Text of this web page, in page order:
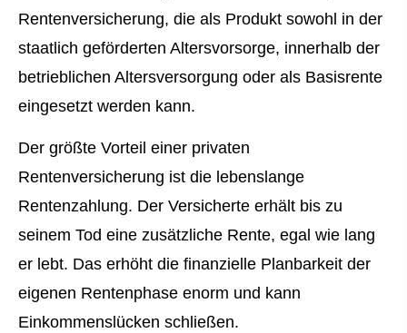
Rentenversicherung, die als Produkt sowohl in der
staatlich geförderten Alters­vorsorge, innerhalb der
betrieblichen Altersversorgung oder als Basisrente
eingesetzt werden kann.
Der größte Vorteil einer privaten
Rentenversicherung ist die lebenslange
Rentenzahlung. Der Versicherte erhält bis zu
seinem Tod eine zusätzliche Rente, egal wie lang
er lebt. Das erhöht die finanzielle Planbarkeit der
eigenen Rentenphase enorm und kann
Einkommenslücken schließen.